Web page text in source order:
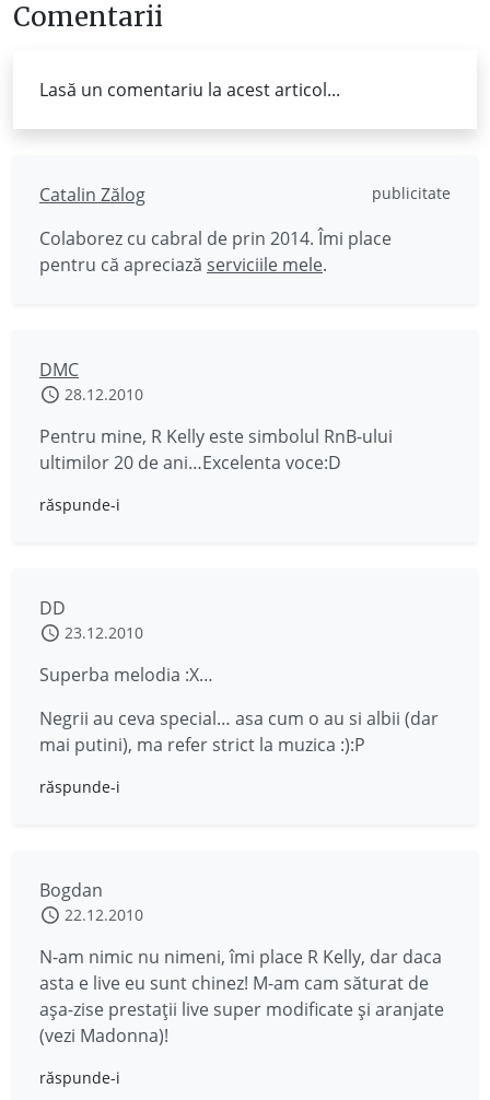
Comentarii
Lasă un comentariu la acest articol...
Catalin Zălog publicitate
Colaborez cu cabral de prin 2014. Îmi place
pentru că apreciază serviciile mele.
DMC
28.12.2010
Pentru mine, R Kelly este simbolul RnB-ului
ultimilor 20 de ani…Excelenta voce:D
răspunde-i
DD
23.12.2010
Superba melodia :X…
Negrii au ceva special… asa cum o au si albii (dar
mai putini), ma refer strict la muzica :):P
răspunde-i
Bogdan
22.12.2010
N-am nimic nu nimeni, îmi place R Kelly, dar daca
asta e live eu sunt chinez! M-am cam săturat de
așa-zise prestații live super modificate și aranjate
(vezi Madonna)!
răspunde-i